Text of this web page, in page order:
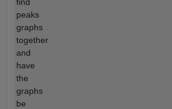
find
peaks
graphs
together
and
have
the
graphs
be